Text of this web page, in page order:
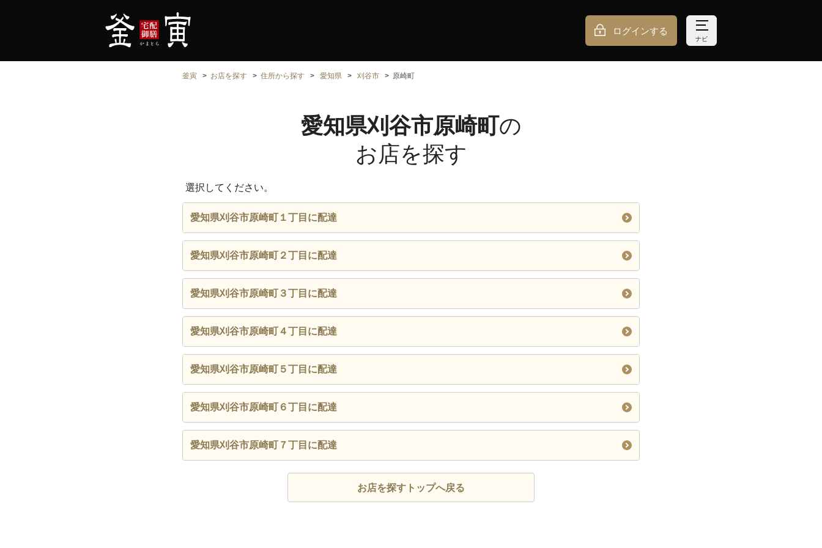
ログインする
ナビ
釜寅 お店を探す 住所から探す 愛知県 刈谷市 原崎町
愛知県刈谷市原崎町の
お店を探す
選択してください。
愛知県刈谷市原崎町１丁目に配達
愛知県刈谷市原崎町２丁目に配達
愛知県刈谷市原崎町３丁目に配達
愛知県刈谷市原崎町４丁目に配達
愛知県刈谷市原崎町５丁目に配達
愛知県刈谷市原崎町６丁目に配達
愛知県刈谷市原崎町７丁目に配達
お店を探すトップへ戻る